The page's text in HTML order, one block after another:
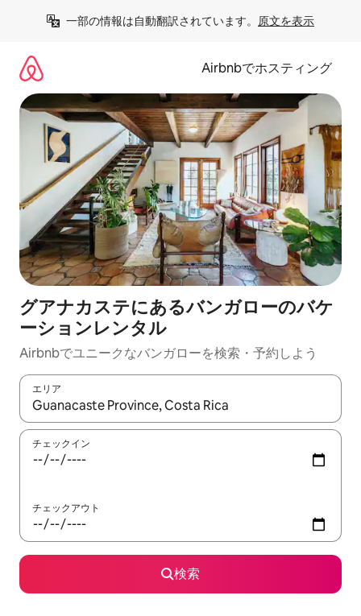
一部の情報は自動翻訳されています。 原文を表示
Airbnbでホスティング
グアナカステにあるバンガローのバケ
ーションレンタル
Airbnbでユニークなバンガローを検索・予約しよう
エリア
検索結果が表示されたら、上下の矢印キーを使って移動するか
チェックイン
チェックアウト
検索